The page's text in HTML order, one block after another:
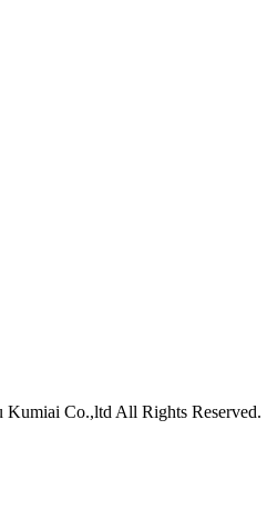
Co.,ltd All Rights Reserved.